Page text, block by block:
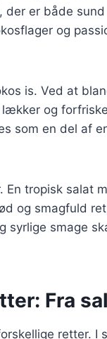
der er både
og
is. Ved at
og
som en del af
tropisk salat
og smagfuld
syrlige smage
Fra
retter. I